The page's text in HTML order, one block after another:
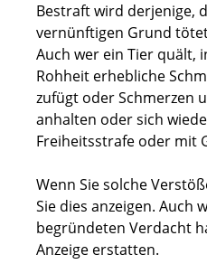
Bestraft wird derjenige,
vernünftigen Grund
Auch wer ein Tier quält,
Rohheit erhebliche
zufügt oder Schmerzen
anhalten oder sich
Freiheitsstrafe oder mit
Wenn Sie solche
Sie dies anzeigen. Auch
begründeten Verdacht
Anzeige erstatten.